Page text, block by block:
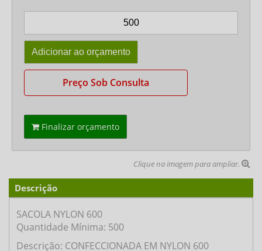
Preço Sob Consulta
Finalizar orçamento
Clique na imagem para ampliar.
Descrição
SACOLA NYLON 600
Quantidade Mínima: 500
Descrição: CONFECCIONADA EM NYLON 600